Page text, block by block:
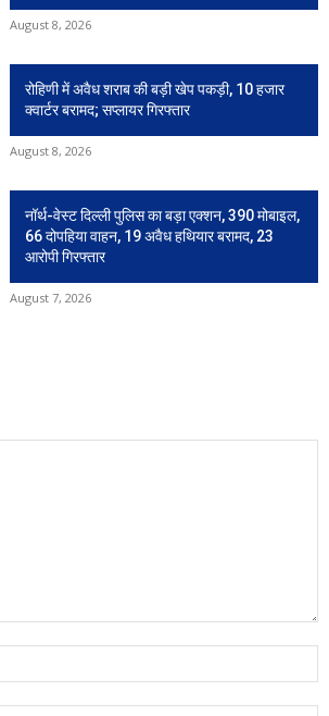
August 8, 2026
रोहिणी में अवैध शराब की बड़ी खेप पकड़ी, 10 हजार
क्वार्टर बरामद; सप्लायर गिरफ्तार
August 8, 2026
नॉर्थ-वेस्ट दिल्ली पुलिस का बड़ा एक्शन, 390 मोबाइल,
66 दोपहिया वाहन, 19 अवैध हथियार बरामद, 23
आरोपी गिरफ्तार
August 7, 2026